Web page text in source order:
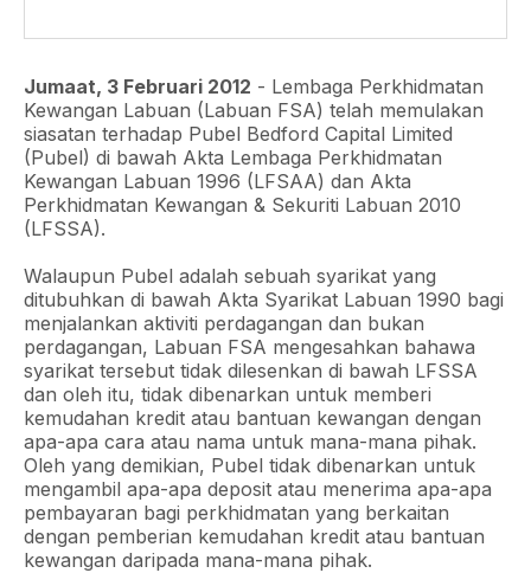
Jumaat, 3 Februari 2012 - Lembaga Perkhidmatan
Kewangan Labuan (Labuan FSA) telah memulakan
siasatan terhadap Pubel Bedford Capital Limited
(Pubel) di bawah Akta Lembaga Perkhidmatan
Kewangan Labuan 1996 (LFSAA) dan Akta
Perkhidmatan Kewangan & Sekuriti Labuan 2010
(LFSSA).
Walaupun Pubel adalah sebuah syarikat yang
ditubuhkan di bawah Akta Syarikat Labuan 1990 bagi
menjalankan aktiviti perdagangan dan bukan
perdagangan, Labuan FSA mengesahkan bahawa
syarikat tersebut tidak dilesenkan di bawah LFSSA
dan oleh itu, tidak dibenarkan untuk memberi
kemudahan kredit atau bantuan kewangan dengan
apa-apa cara atau nama untuk mana-mana pihak.
Oleh yang demikian, Pubel tidak dibenarkan untuk
mengambil apa-apa deposit atau menerima apa-apa
pembayaran bagi perkhidmatan yang berkaitan
dengan pemberian kemudahan kredit atau bantuan
kewangan daripada mana-mana pihak.